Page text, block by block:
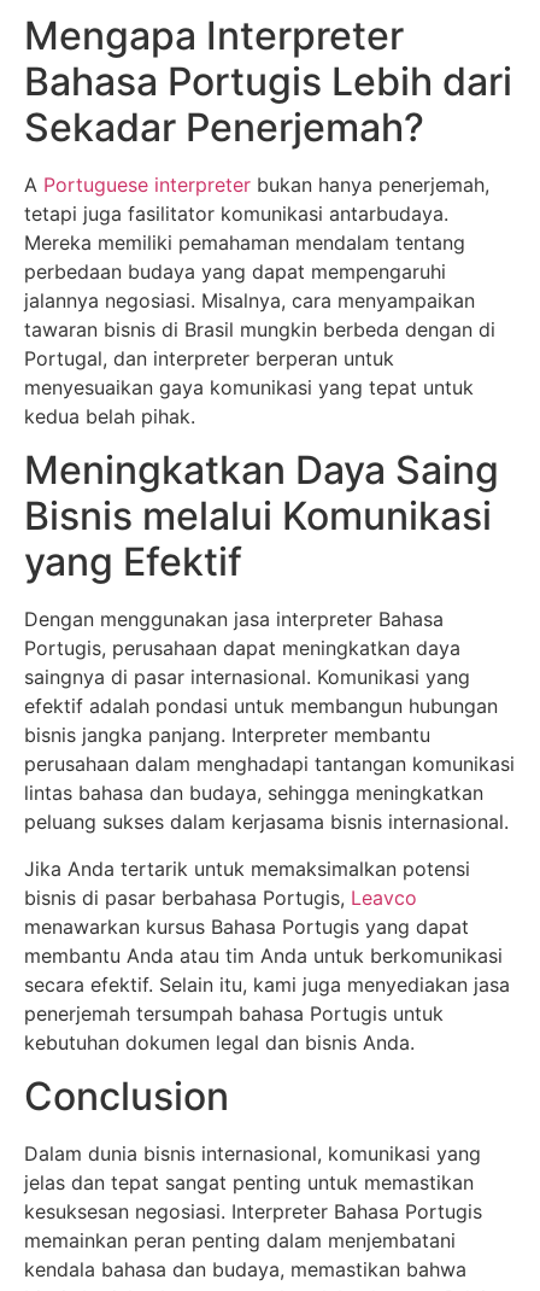
Mengapa Interpreter
Bahasa Portugis Lebih dari
Sekadar Penerjemah?
A Portuguese interpreter bukan hanya penerjemah,
tetapi juga fasilitator komunikasi antarbudaya.
Mereka memiliki pemahaman mendalam tentang
perbedaan budaya yang dapat mempengaruhi
jalannya negosiasi. Misalnya, cara menyampaikan
tawaran bisnis di Brasil mungkin berbeda dengan di
Portugal, dan interpreter berperan untuk
menyesuaikan gaya komunikasi yang tepat untuk
kedua belah pihak.
Meningkatkan Daya Saing
Bisnis melalui Komunikasi
yang Efektif
Dengan menggunakan jasa interpreter Bahasa
Portugis, perusahaan dapat meningkatkan daya
saingnya di pasar internasional. Komunikasi yang
efektif adalah pondasi untuk membangun hubungan
bisnis jangka panjang. Interpreter membantu
perusahaan dalam menghadapi tantangan komunikasi
lintas bahasa dan budaya, sehingga meningkatkan
peluang sukses dalam kerjasama bisnis internasional.
Jika Anda tertarik untuk memaksimalkan potensi
bisnis di pasar berbahasa Portugis, Leavco
menawarkan kursus Bahasa Portugis yang dapat
membantu Anda atau tim Anda untuk berkomunikasi
secara efektif. Selain itu, kami juga menyediakan jasa
penerjemah tersumpah bahasa Portugis untuk
kebutuhan dokumen legal dan bisnis Anda.
Conclusion
Dalam dunia bisnis internasional, komunikasi yang
jelas dan tepat sangat penting untuk memastikan
kesuksesan negosiasi. Interpreter Bahasa Portugis
memainkan peran penting dalam menjembatani
kendala bahasa dan budaya, memastikan bahwa